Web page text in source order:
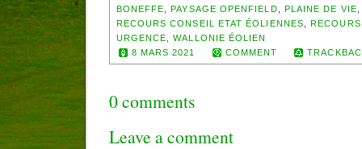
BONEFFE ,PAYSAGE OPENFIELD PLAINE DE VIE
RECOURS CONSEIL ETAT ÉOLIENNES ,
URGENCE ,WALLONIE ÉOLIEN
8 MARS 2021
COMMENT
0 comments
Leave a comment